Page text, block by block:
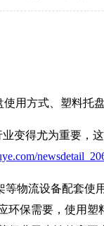
用方式、塑料托
得尤为重要，
等物流设备配套
环保需要，使用